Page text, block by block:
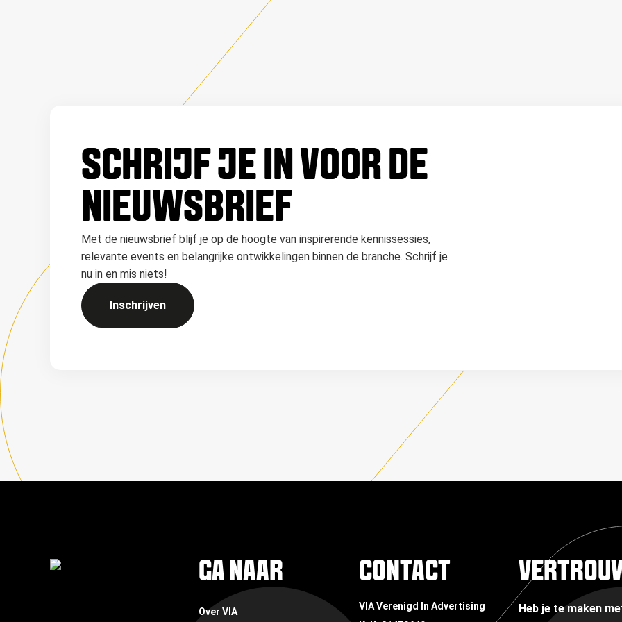
SCHRIJF JE IN VOOR DE
NIEUWSBRIEF
Met de nieuwsbrief blijf je op de hoogte van inspirerende kennissessies,
relevante events en belangrijke ontwikkelingen binnen de branche. Schrijf je
nu in en mis niets!
Inschrijven
FOOTER GA NAAR
Over VIA
CONTACT
VIA Verenigd In Advertising
Heb je te maken